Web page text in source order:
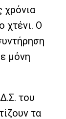
χρόνια
χτένι. Ο
μόνη
του
τα